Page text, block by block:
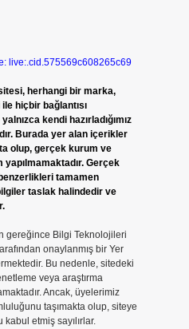
live:.cid.575569c608265c69
herhangi bir marka,
hiçbir bağlantısı
kendi hazırladığımız
Burada yer alan içerikler
olup, gerçek kurum ve
yapılmamaktadır. Gerçek
tamamen
taslak halindedir ve
gereğince Bilgi Teknolojileri
onaylanmış bir Yer
Bu nedenle, sitedeki
veya araştırma
Ancak, üyelerimiz
taşımakta olup, siteye
etmiş sayılırlar.